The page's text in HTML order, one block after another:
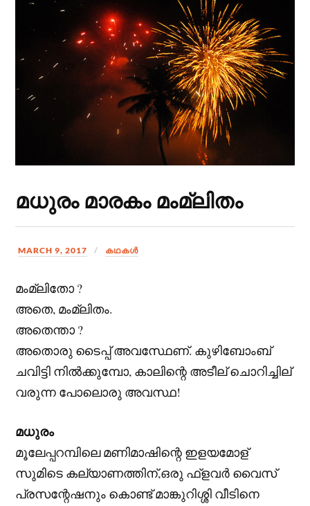
മധുരം മാരകം മംമ്ലിതം
MARCH 9, 2017 കഥകള്‍
മംമ്ലിതോ ?
അതെ, മംമ്ലിതം.
അതെന്താ ?
അതൊരു ടൈപ്പ് അവസ്ഥേണ്. കുഴിബോംബ്
ചവിട്ടി നിൽക്കുമ്പോ, കാലിന്റെ അടീല് ചൊറിച്ചില്
വരുന്ന പോലൊരു അവസ്ഥ!
മധുരം
മൂലേപ്പറമ്പിലെ മണിമാഷിന്റെ ഇളയമോള്
സുമിടെ കല്യാണത്തിന്,ഒരു ഫ്‌ളവർ വൈസ്
പ്രസന്റേഷനും കൊണ്ട് മാങ്കുറിശ്ശി വീടിനെ